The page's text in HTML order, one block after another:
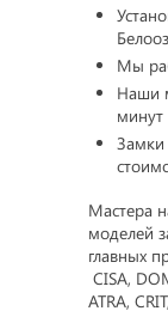
Мы
Наши
минут
Замки
Мастера
моделей
главных
CISA,
ATRA,